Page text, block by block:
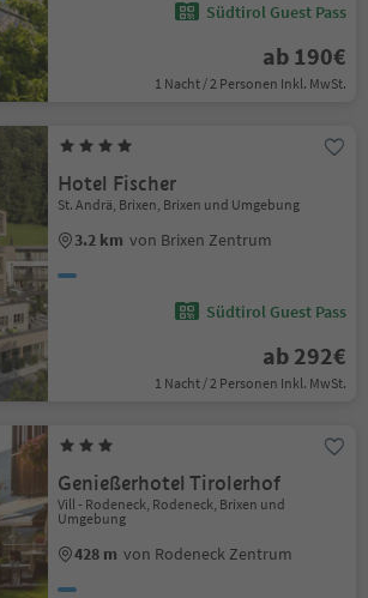
Südtirol Guest Pass
ab 190€
1 Nacht / 2 Personen Inkl. MwSt.
Hotel Fischer
St. Andrä, Brixen, Brixen und Umgebung
3.2 km von Brixen Zentrum
Südtirol Guest Pass
ab 292€
1 Nacht / 2 Personen Inkl. MwSt.
Genießerhotel Tirolerhof
Vill - Rodeneck, Rodeneck, Brixen und
Umgebung
428 m von Rodeneck Zentrum